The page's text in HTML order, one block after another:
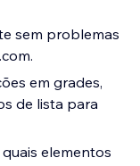
sem problemas
em grades,
de lista para
elementos